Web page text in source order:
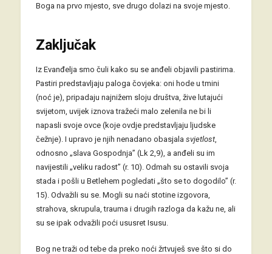
Boga na prvo mjesto, sve drugo dolazi na svoje mjesto.
Zaključak
Iz Evanđelja smo čuli kako su se anđeli objavili pastirima.
Pastiri predstavljaju paloga čovjeka: oni hode u tmini
(noć je), pripadaju najnižem sloju društva, žive lutajući
svijetom, uvijek iznova tražeći malo zelenila ne bi li
napasli svoje ovce (koje ovdje predstavljaju ljudske
čežnje). I upravo je njih nenadano obasjala svjetlost,
odnosno „slava Gospodnja” (Lk 2,9), a anđeli su im
navijestili „veliku radost” (r. 10). Odmah su ostavili svoja
stada i pošli u Betlehem pogledati „što se to dogodilo” (r.
15). Odvažili su se. Mogli su naći stotine izgovora,
strahova, skrupula, trauma i drugih razloga da kažu ne, ali
su se ipak odvažili poći ususret Isusu.
Bog ne traži od tebe da preko noći žrtvuješ sve što si do